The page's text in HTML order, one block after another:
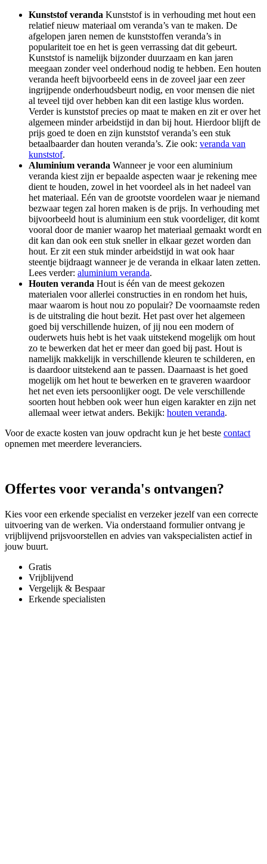
Kunststof veranda Kunststof is in verhouding met hout een
relatief nieuw materiaal om veranda’s van te maken. De
afgelopen jaren nemen de kunststoffen veranda’s in
populariteit toe en het is geen verrassing dat dit gebeurt.
Kunststof is namelijk bijzonder duurzaam en kan jaren
meegaan zonder veel onderhoud nodig te hebben. Een houten
veranda heeft bijvoorbeeld eens in de zoveel jaar een zeer
ingrijpende onderhoudsbeurt nodig, en voor mensen die niet
al teveel tijd over hebben kan dit een lastige klus worden.
Verder is kunststof precies op maat te maken en zit er over het
algemeen minder arbeidstijd in dan bij hout. Hierdoor blijft de
prijs goed te doen en zijn kunststof veranda’s een stuk
betaalbaarder dan houten veranda’s. Zie ook: veranda van
kunststof.
Aluminium veranda Wanneer je voor een aluminium
veranda kiest zijn er bepaalde aspecten waar je rekening mee
dient te houden, zowel in het voordeel als in het nadeel van
het materiaal. Eén van de grootste voordelen waar je niemand
bezwaar tegen zal horen maken is de prijs. In verhouding met
bijvoorbeeld hout is aluminium een stuk voordeliger, dit komt
vooral door de manier waarop het materiaal gemaakt wordt en
dit kan dan ook een stuk sneller in elkaar gezet worden dan
hout. Er zit een stuk minder arbeidstijd in wat ook haar
steentje bijdraagt wanneer je de veranda in elkaar laten zetten.
Lees verder: aluminium veranda.
Houten veranda Hout is één van de meest gekozen
materialen voor allerlei constructies in en rondom het huis,
maar waarom is hout nou zo populair? De voornaamste reden
is de uitstraling die hout bezit. Het past over het algemeen
goed bij verschillende huizen, of jij nou een modern of
ouderwets huis hebt is het vaak uitstekend mogelijk om hout
zo te bewerken dat het er meer dan goed bij past. Hout is
namelijk makkelijk in verschillende kleuren te schilderen, en
is daardoor uitstekend aan te passen. Daarnaast is het goed
mogelijk om het hout te bewerken en te graveren waardoor
het net even iets persoonlijker oogt. De vele verschillende
soorten hout hebben ook weer hun eigen karakter en zijn net
allemaal weer ietwat anders. Bekijk: houten veranda.
Voor de exacte kosten van jouw opdracht kun je het beste contact
opnemen met meerdere leveranciers.
Offertes voor veranda's ontvangen?
Kies voor een erkende specialist en verzeker jezelf van een correcte
uitvoering van de werken. Via onderstaand formulier ontvang je
vrijblijvend prijsvoorstellen en advies van vakspecialisten actief in
jouw buurt.
Gratis
Vrijblijvend
Vergelijk & Bespaar
Erkende specialisten